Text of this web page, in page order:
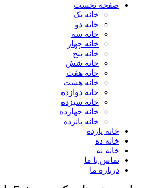
صفحه نخست
خانه یک
خانه دو
خانه سه
خانه چهار
خانه پنج
خانه شش
خانه هفت
خانه هشت
خانه دوازده
خانه سیزده
خانه چهارده
خانه پانزده
خانه یازده
خانه ده
خانه نه
تماس با ما
درباره ما